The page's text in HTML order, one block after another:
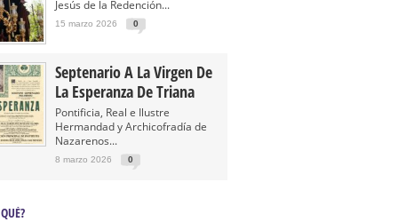
Jesús de la Redención...
15 marzo 2026 0
Septenario A La Virgen De
La Esperanza De Triana
Pontificia, Real e Ilustre
Hermandad y Archicofradía de
Nazarenos...
8 marzo 2026 0